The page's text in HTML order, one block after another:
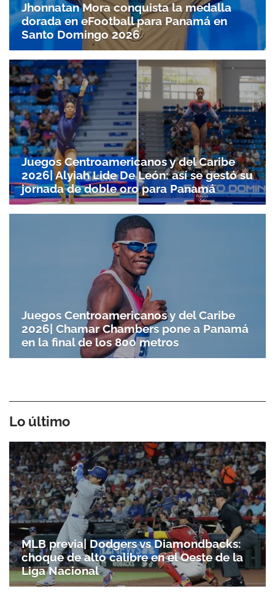
Jhonnatan Mora conquista la medalla
dorada en eFootball para Panamá en
Santo Doming­o 2026
Juegos Centroamericanos y del Caribe
2026| Alyiah Lide De León: así se gestó su
jornada de doble oro para Panamá
Juegos Centroamericanos y del Caribe
2026| Chamar Chambers pone a Panamá
en la final de los 800 metros
Lo último
MLB previa| Dodgers vs Diamondbacks:
choque de alto calibre en el Oeste de la
Liga Nacional